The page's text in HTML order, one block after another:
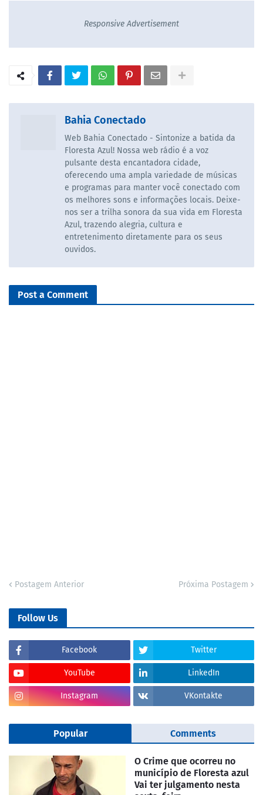
Responsive Advertisement
Bahia Conectado
Web Bahia Conectado - Sintonize a batida da
Floresta Azul! Nossa web rádio é a voz
pulsante desta encantadora cidade,
oferecendo uma ampla variedade de músicas
e programas para manter você conectado com
os melhores sons e informações locais. Deixe-
nos ser a trilha sonora da sua vida em Floresta
Azul, trazendo alegria, cultura e
entretenimento diretamente para os seus
ouvidos.
Post a Comment
Postagem Anterior Próxima Postagem
Follow Us
Facebook Twitter
YouTube LinkedIn
Instagram VKontakte
Popular Comments
O Crime que ocorreu no
município de Floresta azul
Vai ter julgamento nesta